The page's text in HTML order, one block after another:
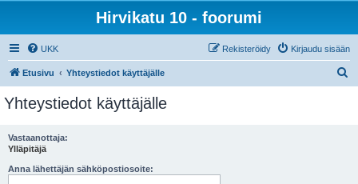
Hirvikatu 10 - foorumi
UKK Kirjaudu sisään
Rekisteröidy
Etusivu Yhteystiedot käyttäjälle
Yhteystiedot käyttäjälle
Vastaanottaja:
Ylläpitäjä
Anna lähettäjän sähköpostiosoite: